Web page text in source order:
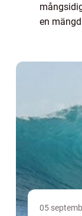
en
05